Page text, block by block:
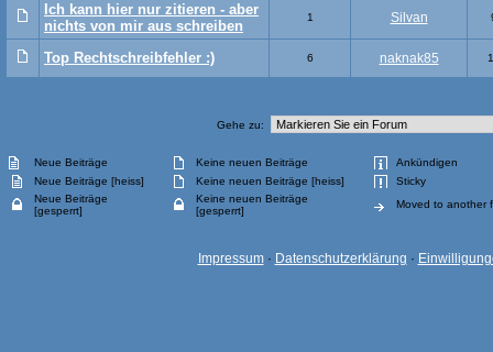
Ich kann hier nur zitieren - aber
nichts von mir aus schreiben
1 Silvan
Top Rechtschreibfehler :) 6 naknak85
Gehe zu:
Neue Beiträge Keine neuen Beiträge
Ankündigen
Neue Beiträge [heiss]
Keine neuen Beiträge [heiss]
Sticky
Neue Beiträge
[gesperrt]
Keine neuen Beiträge
[gesperrt]
Moved to another
Impressum· Datenschutzerklärung ·